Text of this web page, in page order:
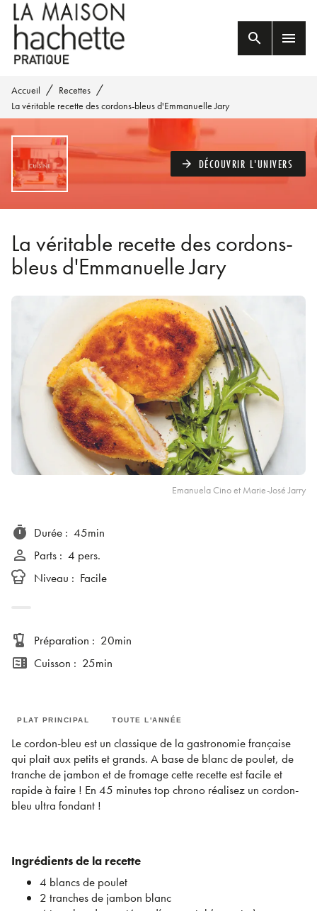
MENU RECHERCHE
PIED DE PAGE
search menu
Accueil / Recettes /
La véritable recette des cordons-bleus d'Emmanuelle Jary
arrow_forward DÉCOUVRIR L'UNIVERS
La véritable recette des cordons-
bleus d'Emmanuelle Jary
Emanuela Cino et Marie-José Jarry
timer Durée : 45min
person_outline Parts : 4 pers.
Niveau : Facile
blender Préparation : 20min
microwave Cuisson : 25min
PLAT PRINCIPAL TOUTE L'ANNÉE
Le cordon-bleu est un classique de la gastronomie française
qui plait aux petits et grands. A base de blanc de poulet, de
tranche de jambon et de fromage cette recette est facile et
rapide à faire ! En 45 minutes top chrono réalisez un cordon-
bleu ultra fondant !
Ingrédients de la recette
4 blancs de poulet
2 tranches de jambon blanc